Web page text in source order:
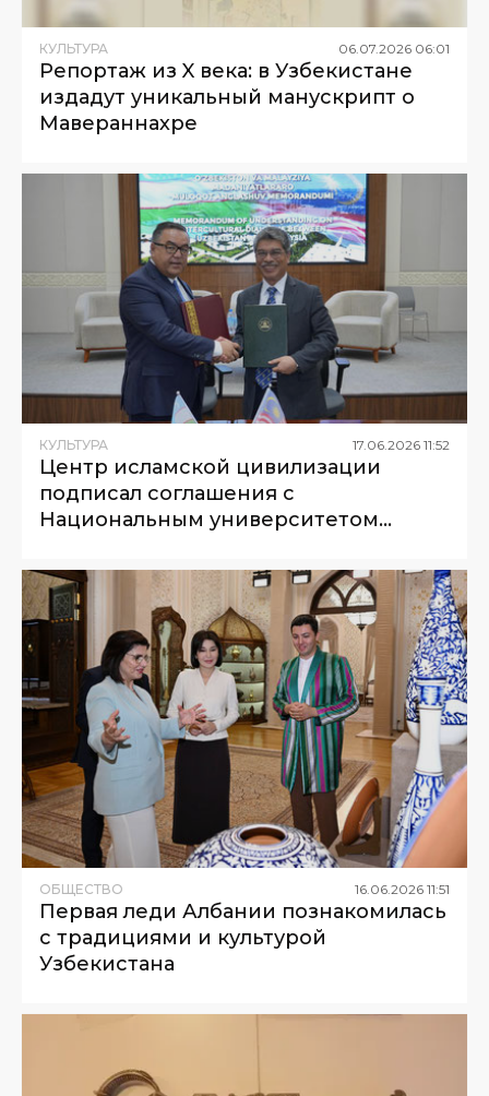
КУЛЬТУРА 06 07 2026 06:01
Репортаж из X века: в Узбекистане
издадут уникальный манускрипт о
Мавераннахре
КУЛЬТУРА 17.06.2026 11:52
Центр исламской цивилизации
подписал соглашения с
Национальным университетом
ОБЩЕСТВО 16 06 2026 11:51
Первая леди Албании познакомилась
с традициями и культурой
Узбекистана